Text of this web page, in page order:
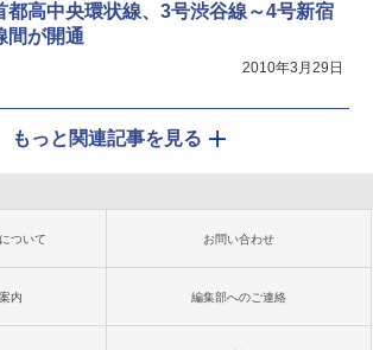
都高中央環状線、3号渋谷線～4号新宿
間が開通
2010年3月29日
もっと関連記事を見る
ついて お問い合わせ
内 編集部へのご連絡